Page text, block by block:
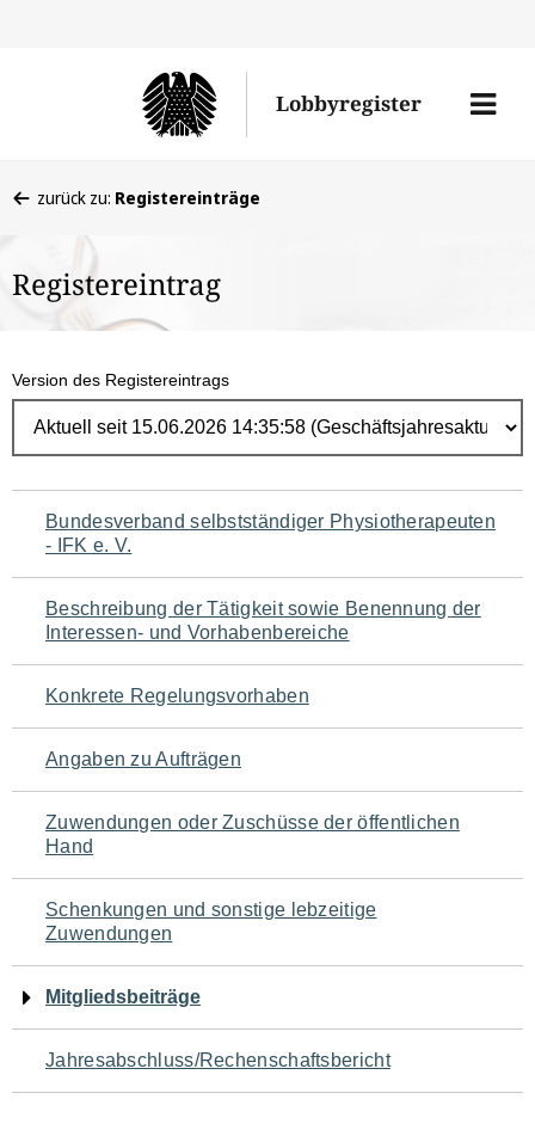
Lobbyregister
Menü
befinden
hier:
zurück zu: Registereinträge
Registereintrag
Version des Registereintrags
Navigation
für
den
Seiteninhalt
Bundesverband selbstständiger Physiotherapeuten
- IFK e. V.
Beschreibung der Tätigkeit sowie Benennung der
Interessen- und Vorhabenbereiche
Konkrete Regelungsvorhaben
Angaben zu Aufträgen
Zuwendungen oder Zuschüsse der öffentlichen
Hand
Schenkungen und sonstige lebzeitige
Zuwendungen
Mitgliedsbeiträge
Jahresabschluss/Rechenschaftsbericht